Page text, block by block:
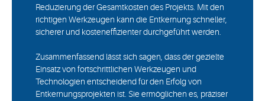
Reduzierung der Gesamtkosten des Projekts. Mit den
richtigen Werkzeugen kann die Entkernung schneller,
sicherer und kosteneffizienter durchgeführt werden.
Zusammenfassend lässt sich sagen, dass der gezielte
Einsatz von fortschrittlichen Werkzeugen und
Technologien entscheidend für den Erfolg von
Entkernungsprojekten ist. Sie ermöglichen es, präziser